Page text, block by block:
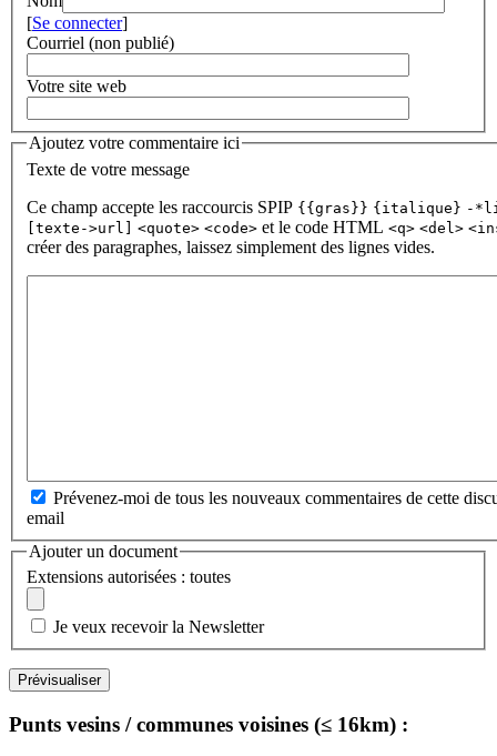
[Se connecter]
Courriel (non publié)
Votre site web
Ajoutez votre commentaire ici
Texte de votre message
Ce champ accepte les raccourcis SPIP {{gras}} {italique} -
[texte->url] <quote> <code> et le code HTML <q> <del>
créer des paragraphes, laissez simplement des lignes vides.
Prévenez-moi de tous les nouveaux commentaires de cette
email
Ajouter un document
Extensions autorisées : toutes
Je veux recevoir la Newsletter
Punts vesins / communes voisines (≤ 16km) :